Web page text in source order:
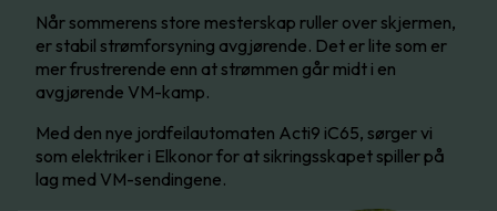
Når sommerens store mesterskap ruller over skjermen,
er stabil strømforsyning avgjørende. Det er lite som er
mer frustrerende enn at strømmen går midt i en
avgjørende VM-kamp.
Med den nye jordfeilautomaten Acti9 iC65, sørger vi
som elektriker i Elkonor for at sikringsskapet spiller på
lag med VM-sendingene.